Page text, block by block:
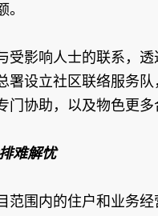
受影响人士的联系，
署设立社区联络服务
协助，以及物色更
难解忧
范围内的住户和业务